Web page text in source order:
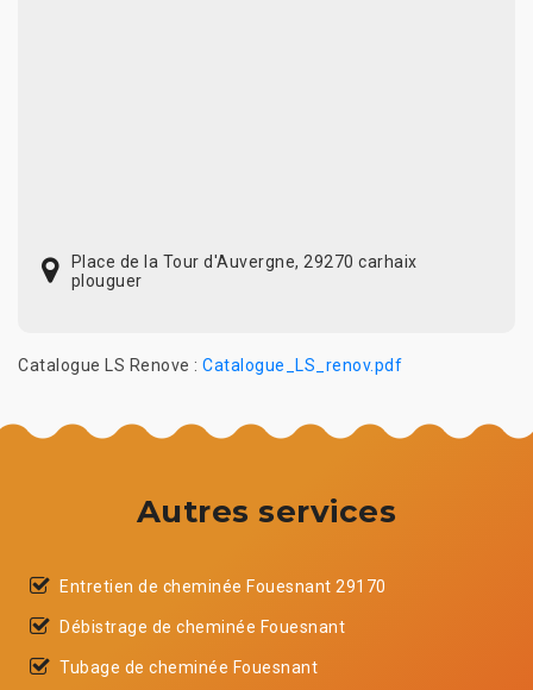
Place de la Tour d'Auvergne, 29270 carhaix
plouguer
Catalogue LS Renove : Catalogue_LS_renov.pdf
Autres services
Entretien de cheminée Fouesnant 29170
Débistrage de cheminée Fouesnant
Tubage de cheminée Fouesnant